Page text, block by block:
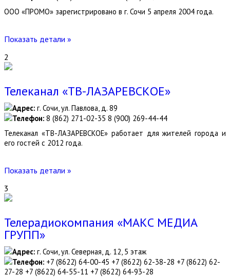
ООО «ПРОМО» зарегистрировано в г. Сочи 5 апреля 2004 года.
Показать детали »
2
Телеканал «ТВ-ЛАЗАРЕВСКОЕ»
Адрес: г. Сочи, ул. Павлова, д. 89
Телефон: 8 (862) 271-02-35 8 (900) 269-44-44
Телеканал «ТВ-ЛАЗАРЕВСКОЕ» работает для жителей города и
его гостей с 2012 года.
Показать детали »
3
Телерадиокомпания «МАКС МЕДИА
ГРУПП»
Адрес: г. Сочи, ул. Северная, д. 12, 5 этаж
Телефон: +7 (8622) 64-00-45 +7 (8622) 62-38-28 +7 (8622) 62-
27-28 +7 (8622) 64-55-11 +7 (8622) 64-93-28